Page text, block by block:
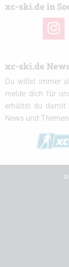
xc-ski.de in
xc-ski.de
Du willst immer
melde dich für
erhältst du damit
News und
©